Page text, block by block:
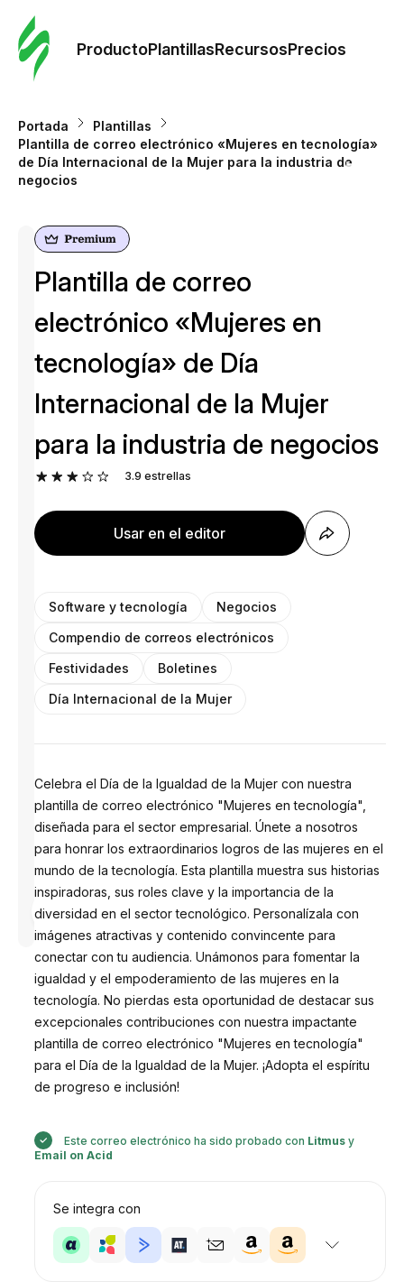
ProductoPlantillasRecursosPrecios
Portada
Plantillas
Plantilla de correo electrónico «Mujeres en tecnología»
de Día Internacional de la Mujer para la industria de
negocios
Diseñado
por
Plantilla de correo
electrónico «Mujeres en
tecnología» de Día
Internacional de la Mujer
para la industria de negocios
3.9 estrellas
Usar en el editor
Software y tecnología
Negocios
Compendio de correos electrónicos
Festividades
Boletines
Día Internacional de la Mujer
Celebra el Día de la Igualdad de la Mujer con nuestra
plantilla de correo electrónico "Mujeres en tecnología",
diseñada para el sector empresarial. Únete a nosotros
para honrar los extraordinarios logros de las mujeres en el
mundo de la tecnología. Esta plantilla muestra sus historias
inspiradoras, sus roles clave y la importancia de la
diversidad en el sector tecnológico. Personalízala con
imágenes atractivas y contenido convincente para
conectar con tu audiencia. Unámonos para fomentar la
igualdad y el empoderamiento de las mujeres en la
tecnología. No pierdas esta oportunidad de destacar sus
excepcionales contribuciones con nuestra impactante
plantilla de correo electrónico "Mujeres en tecnología"
para el Día de la Igualdad de la Mujer. ¡Adopta el espíritu
de progreso e inclusión!
Este correo electrónico ha sido probado con Litmusy
Email on Acid
Se integra con